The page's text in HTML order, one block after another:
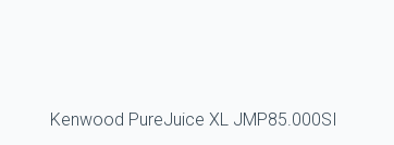
Kenwood PureJuice XL JMP85.000SI